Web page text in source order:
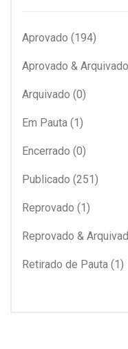
Aprovado (194)
Aprovado &
Arquivado (0)
Em Pauta (1)
Encerrado (0)
Publicado (251)
Reprovado (1)
Reprovado &
Retirado de Pauta (1)